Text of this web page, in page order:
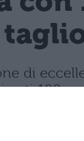
di
voti 100.